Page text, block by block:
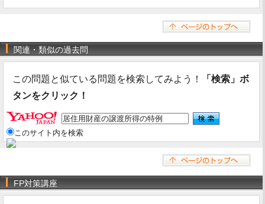
関連・類似の過去問
この問題と似ている問題を検索してみよう！
「検索」ボ
タンをクリック！
このサイト内を検索
FP対策講座